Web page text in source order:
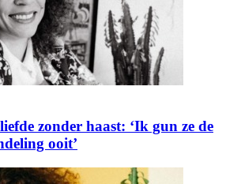
zonder haast: ‘Ik gun ze de
ooit’